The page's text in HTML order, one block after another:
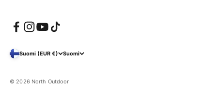
Suomi (EUR €) Suomi
© 2026 North Outdoor